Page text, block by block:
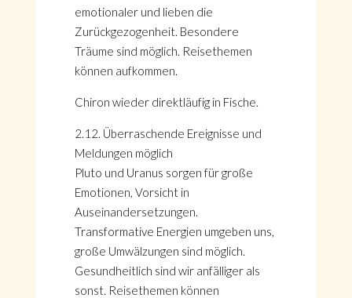
emotionaler und lieben die
Zurückgezogenheit. Besondere
Träume sind möglich. Reisethemen
können aufkommen.
Chiron wieder direktläufig in Fische.
2.12. Überraschende Ereignisse und
Meldungen möglich
Pluto und Uranus sorgen für große
Emotionen, Vorsicht in
Auseinandersetzungen.
Transformative Energien umgeben uns,
große Umwälzungen sind möglich.
Gesundheitlich sind wir anfälliger als
sonst. Reisethemen können